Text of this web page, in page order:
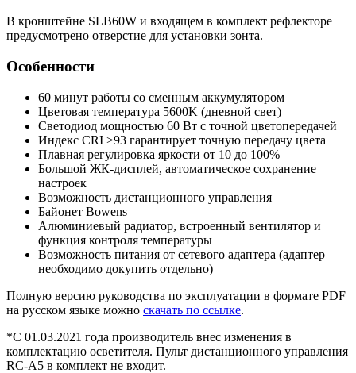
В кронштейне SLB60W и входящем в комплект рефлекторе
предусмотрено отверстие для установки зонта.
Особенности
60 минут работы со сменным аккумулятором
Цветовая температура 5600K (дневной свет)
Светодиод мощностью 60 Вт с точной цветопередачей
Индекс CRI >93 гарантирует точную передачу цвета
Плавная регулировка яркости от 10 до 100%
Большой ЖК-дисплей, автоматическое сохранение
настроек
Возможность дистанционного управления
Байонет Bowens
Алюминиевый радиатор, встроенный вентилятор и
функция контроля температуры
Возможность питания от сетевого адаптера (адаптер
необходимо докупить отдельно)
Полную версию руководства по эксплуатации в формате PDF
на русском языке можно скачать по ссылке.
*С 01.03.2021 года производитель внес изменения в
комплектацию осветителя. Пульт дистанционного управления
RC-A5 в комплект не входит.